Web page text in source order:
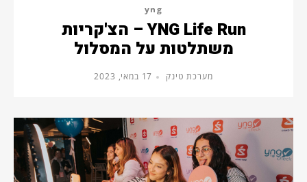
yng
YNG Life Run – הצ'קריות
משתלטות על המסלול
מערכת טינק 17 במאי, 2023